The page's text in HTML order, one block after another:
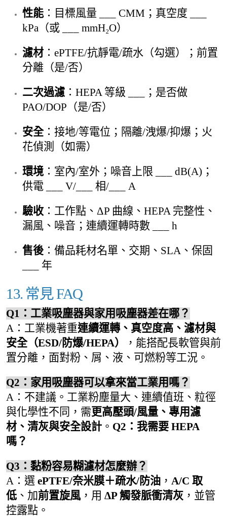
性能：目標風量 ___ CMM；真空度 ___
kPa（或 ___ mmH₂O）
濾材：ePTFE/抗靜電/疏水（勾選）；前置
分離（是/否）
二次過濾 ：HEPA 等級 ___；是否做
PAO/DOP（是/否）
安全：接地/等電位；隔離/洩爆/抑爆；火
花偵測（如需）
環境 ：室內/室外；噪音上限 ___ dB(A)；
供電 ___ V/___ 相/___ A
驗收 ：工作點、ΔP 曲線、HEPA 完整性、
漏風、噪音；連續運轉時數 ___ h
售後 ：備品耗材名單、交期、SLA、保固
___ 年
13. 常見 FAQ
Q1：工業吸塵器與家用吸塵器差在哪？
A：工業機著重連續運轉、真空度高、濾材與
安全（ESD/防爆/HEPA）
，能搭配長軟管與前
置分離，面對粉、屑、液、可燃粉等工況。
Q2：家用吸塵器可以拿來當工業用嗎？
A：不建議。工業粉塵量大、連續值班、粒徑
與化學性不同，需更高壓頭/風量、專用濾
材、清灰與安全設計 。 Q2：我需要 HEPA
嗎？
Q3：黏粉容易糊濾材怎麼辦？
A：選 ePTFE/奈米膜＋疏水/防油 ， A/C 取
低、加前置旋風，用 ΔP 觸發脈衝清灰 ，並管
控露點。